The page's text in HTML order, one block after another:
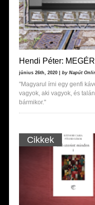
Hendi Péter:
június 26th, 2020 | by Napút
"Magyarul írni egy genfi
vagyok, aki vagyok, és
bármikor."
Cikkek